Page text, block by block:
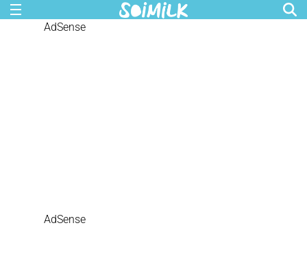
AdSense
AdSense